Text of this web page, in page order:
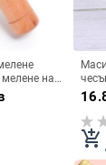
на
(
add_shopping_cart